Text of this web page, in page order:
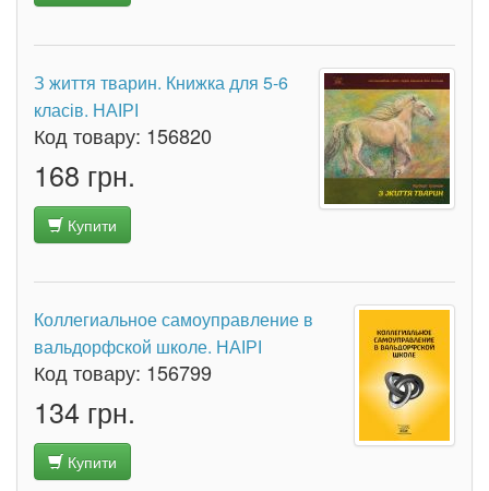
З життя тварин. Книжка для 5-6
класів. НАІРІ
Код товару: 156820
168 грн.
Купити
Коллегиальное самоуправление в
вальдорфской школе. НАІРІ
Код товару: 156799
134 грн.
Купити